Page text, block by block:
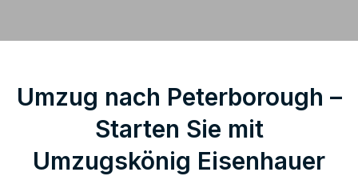
Umzug nach Peterborough –
Starten Sie mit
Umzugskönig Eisenhauer